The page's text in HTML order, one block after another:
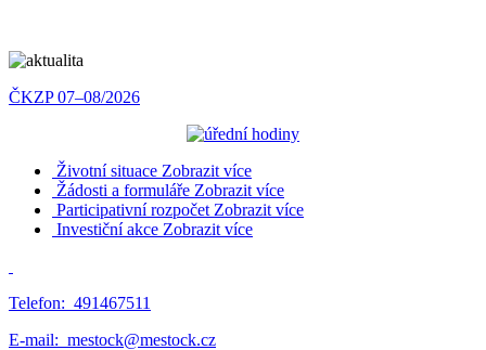
ČKZP 07–08/2026
Životní situace Zobrazit více
Žádosti a formuláře Zobrazit více
Participativní rozpočet Zobrazit více
Investiční akce Zobrazit více
Telefon: 491467511
E-mail: mestock@mestock.cz